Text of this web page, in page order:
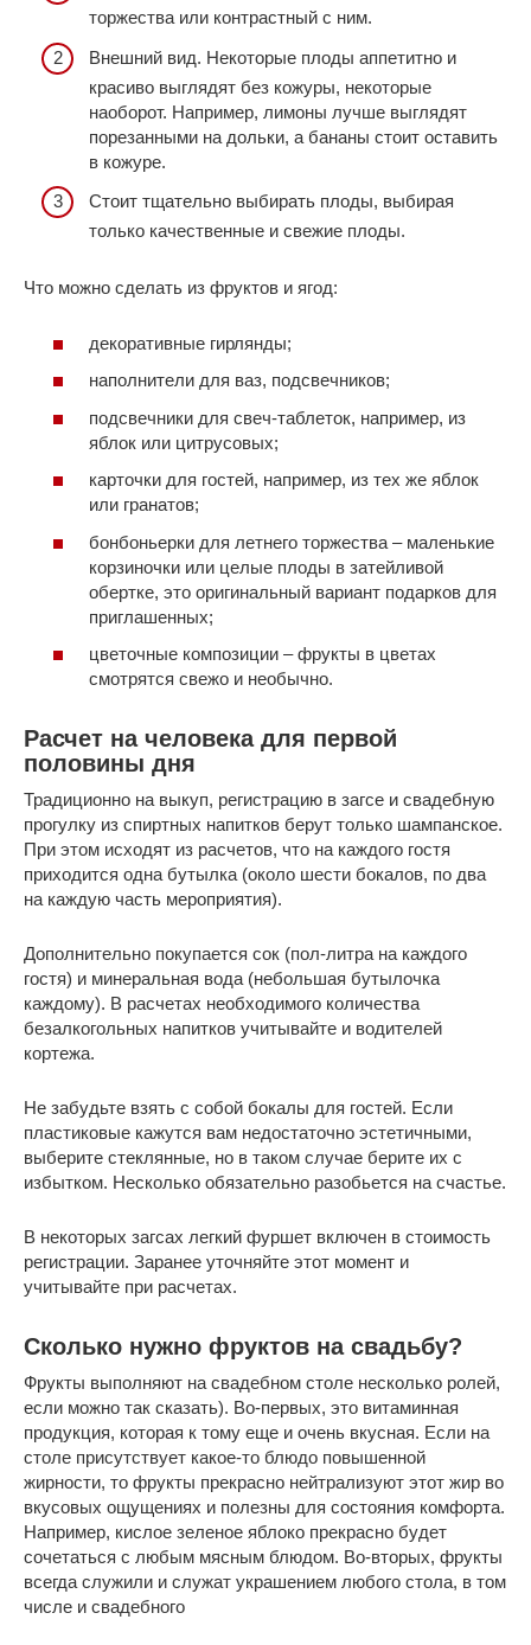
торжества или контрастный с ним.
Внешний вид. Некоторые плоды аппетитно и
красиво выглядят без кожуры, некоторые
наоборот. Например, лимоны лучше выглядят
порезанными на дольки, а бананы стоит оставить
в кожуре.
Стоит тщательно выбирать плоды, выбирая
только качественные и свежие плоды.
Что можно сделать из фруктов и ягод:
декоративные гирлянды;
наполнители для ваз, подсвечников;
подсвечники для свеч-таблеток, например, из
яблок или цитрусовых;
карточки для гостей, например, из тех же яблок
или гранатов;
бонбоньерки для летнего торжества – маленькие
корзиночки или целые плоды в затейливой
обертке, это оригинальный вариант подарков для
приглашенных;
цветочные композиции – фрукты в цветах
смотрятся свежо и необычно.
Расчет на человека для первой
половины дня
Традиционно на выкуп, регистрацию в загсе и свадебную
прогулку из спиртных напитков берут только шампанское.
При этом исходят из расчетов, что на каждого гостя
приходится одна бутылка (около шести бокалов, по два
на каждую часть мероприятия).
Дополнительно покупается сок (пол-литра на каждого
гостя) и минеральная вода (небольшая бутылочка
каждому). В расчетах необходимого количества
безалкогольных напитков учитывайте и водителей
кортежа.
Не забудьте взять с собой бокалы для гостей. Если
пластиковые кажутся вам недостаточно эстетичными,
выберите стеклянные, но в таком случае берите их с
избытком. Несколько обязательно разобьется на счастье.
В некоторых загсах легкий фуршет включен в стоимость
регистрации. Заранее уточняйте этот момент и
учитывайте при расчетах.
Сколько нужно фруктов на свадьбу?
Фрукты выполняют на свадебном столе несколько ролей,
если можно так сказать). Во-первых, это витаминная
продукция, которая к тому еще и очень вкусная. Если на
столе присутствует какое-то блюдо повышенной
жирности, то фрукты прекрасно нейтрализуют этот жир во
вкусовых ощущениях и полезны для состояния комфорта.
Например, кислое зеленое яблоко прекрасно будет
сочетаться с любым мясным блюдом. Во-вторых, фрукты
всегда служили и служат украшением любого стола, в том
числе и свадебного